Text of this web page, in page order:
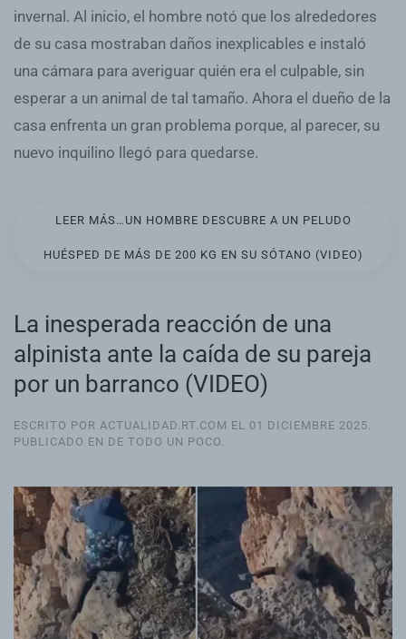
invernal. Al inicio, el hombre notó que los alrededores
de su casa mostraban daños inexplicables e instaló
una cámara para averiguar quién era el culpable, sin
esperar a un animal de tal tamaño. Ahora el dueño de la
casa enfrenta un gran problema porque, al parecer, su
nuevo inquilino llegó para quedarse.
LEER MÁS…UN HOMBRE DESCUBRE A UN PELUDO
HUÉSPED DE MÁS DE 200 KG EN SU SÓTANO (VIDEO)
La inesperada reacción de una
alpinista ante la caída de su pareja
por un barranco (VIDEO)
ESCRITO POR ACTUALIDAD.RT.COM EL 01 DICIEMBRE 2025.
PUBLICADO EN DE TODO UN POCO.